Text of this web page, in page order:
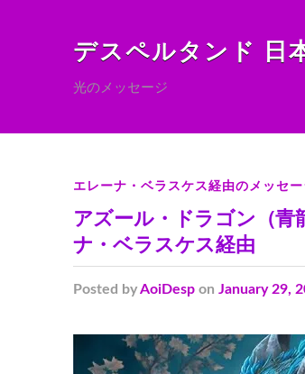
デスペルタンド 日
光のメッセージ
エレーナ・ベラスケス経由のメッセー
アズール・ドラゴン（
ナ・ベラスケス経由
Posted byAoiDesp on January 29,